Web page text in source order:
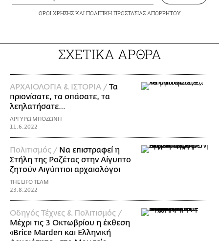
ΟΡΟΙ ΧΡΗΣΗΣΚΑΙ ΠΟΛΙΤΙΚΗ ΠΡΟΣΤΑΣΙΑΣ ΑΠΟΡΡΗΤΟΥ
ΣΧΕΤΙΚΑ ΑΡΘΡΑ
ΑΡΧΑΙΟΛΟΓΙΑ & ΙΣΤΟΡΙΑ /Τα
πριονίσατε, τα σπάσατε, τα
λεηλατήσατε…
ΑΡΓΥΡΩ ΜΠΟΖΩΝΗ
11.6.2022
Πολιτισμός / Να επιστραφεί η
Στήλη της Ροζέτας στην Αίγυπτο
ζητούν Αιγύπτιοι αρχαιολόγοι
THE LIFO TEAM
23.8.2022
Οδηγός Τέχνες & Πολιτισμός /
Μέχρι τις 3 Οκτωβρίου η έκθεση
«Brice Marden και Ελληνική